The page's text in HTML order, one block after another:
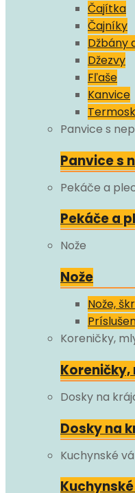
Čajítka
Čajníky
Džbány
Džezvy
Fľaše
Kanvice
Panvice s
Panvice s
Pekáče a
Pekáče a
Nože
Nože
Nože,
Koreničky,
Dosky na
Dosky na
Kuchynské